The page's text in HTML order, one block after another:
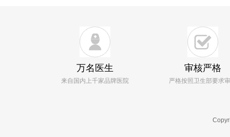
万名医生
来自国内上千家品牌医院
审核严格
严格按照卫生部要求